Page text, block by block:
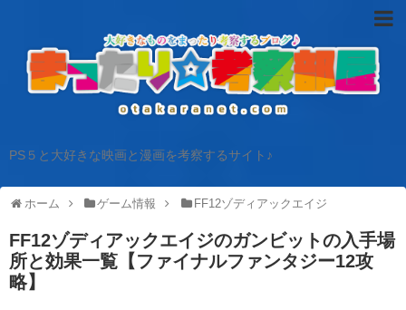
PS５と大好きな映画と漫画を考察するサイト♪
ホーム ゲーム情報 FF12ゾディアックエイジ
FF12ゾディアックエイジのガンビットの入手場
所と効果一覧【ファイナルファンタジー12攻
略】